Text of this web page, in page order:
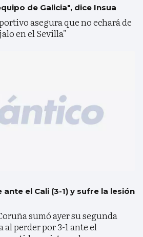
de Galicia", dice Insua
asegura que no echará de
en el Sevilla"
el Cali (3-1) y sufre la lesión
sumó ayer su segunda
perder por 3-1 ante el